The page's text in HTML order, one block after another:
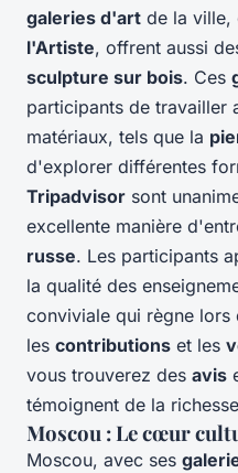
galeries d'art de la ville,
l'Artiste, offrent aussi
sculpture sur bois. Ces
participants de travailler
matériaux, tels que la
d'explorer différentes
Tripadvisor sont
excellente manière
russe. Les participants
la qualité des
conviviale qui règne lors
les contributions et les
vous trouverez des avis
témoignent de la
Moscou : Le cœur
Moscou, avec ses